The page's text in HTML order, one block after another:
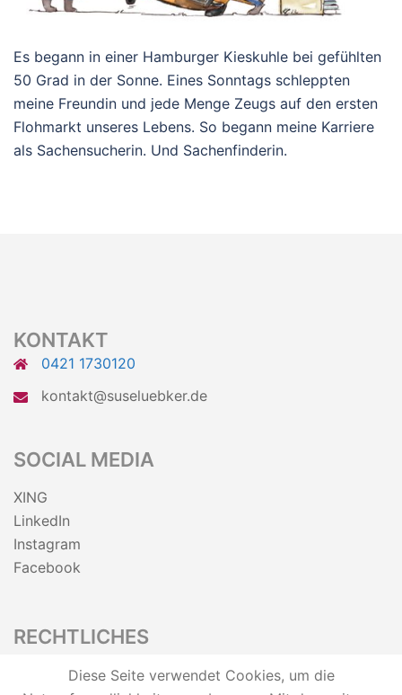
Es begann in einer Hamburger Kieskuhle bei gefühlten
50 Grad in der Sonne. Eines Sonntags schleppten
meine Freundin und jede Menge Zeugs auf den ersten
Flohmarkt unseres Lebens. So begann meine Karriere
als Sachensucherin. Und Sachenfinderin.
KONTAKT
0421 1730120
kontakt@suseluebker.de
SOCIAL MEDIA
XING
LinkedIn
Instagram
Facebook
RECHTLICHES
DatenschutzDiese Seite verwendet Cookies, um die